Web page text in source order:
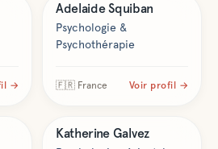
→
AdelaideSquiban
Psychologie &
Psychothérapie
🇫🇷 France Voir profil →
Santé & bien-être
Katherine Galvez